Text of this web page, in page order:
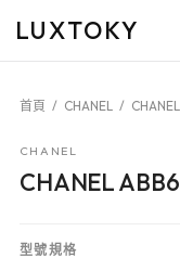
LUXTOKY
首頁 / CHANEL /
CHANEL
CHANEL
型號規格